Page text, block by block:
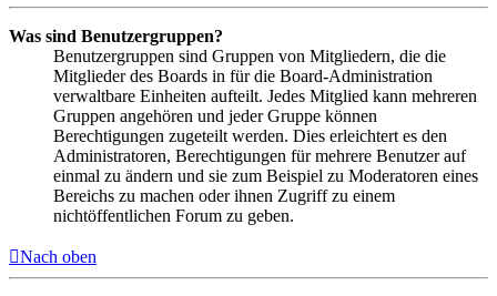
Was sind Benutzergruppen?
Benutzergruppen sind Gruppen von Mitgliedern, die die
Mitglieder des Boards in für die Board-Administration
verwaltbare Einheiten aufteilt. Jedes Mitglied kann mehreren
Gruppen angehören und jeder Gruppe können
Berechtigungen zugeteilt werden. Dies erleichtert es den
Administratoren, Berechtigungen für mehrere Benutzer auf
einmal zu ändern und sie zum Beispiel zu Moderatoren eines
Bereichs zu machen oder ihnen Zugriff zu einem
nichtöffentlichen Forum zu geben.
Nach oben